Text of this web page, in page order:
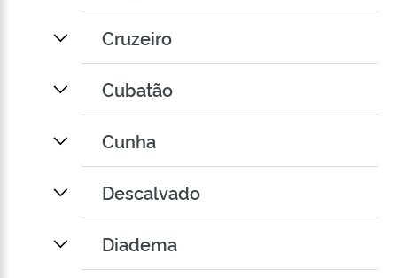
Cruzeiro
Cubatão
Cunha
Descalvado
Diadema